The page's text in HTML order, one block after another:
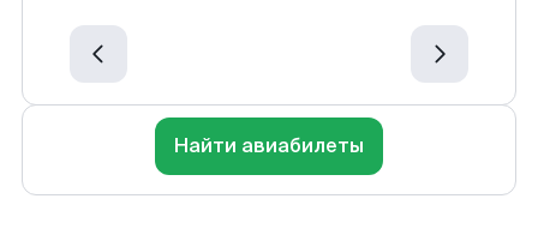
Найти авиабилеты